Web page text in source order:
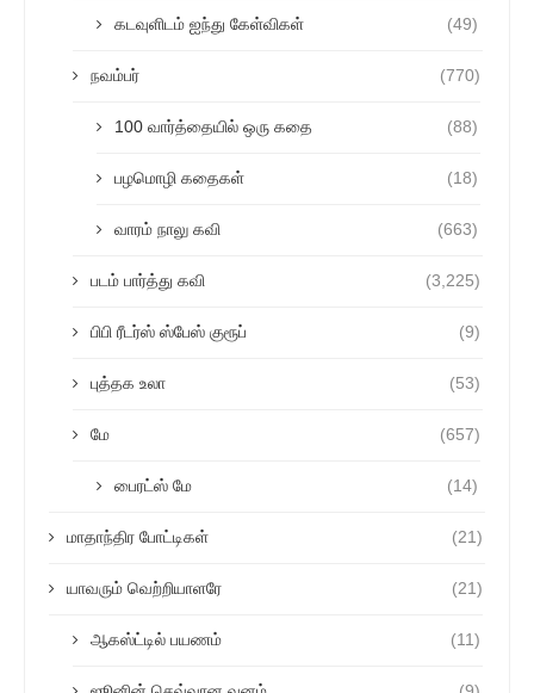
கடவுளிடம் ஐந்து கேள்விகள் (49)
நவம்பர் (770)
100 வார்த்தையில் ஒரு கதை (88)
பழமொழி கதைகள் (18)
வாரம் நாலு கவி (663)
படம் பார்த்து கவி (3,225)
பிபி ரீடர்ஸ் ஸ்பேஸ் குரூப் (9)
புத்தக உலா (53)
மே (657)
பைரட்ஸ் மே (14)
மாதாந்திர போட்டிகள் (21)
யாவரும் வெற்றியாளரே (21)
ஆகஸ்ட்டில் பயணம் (11)